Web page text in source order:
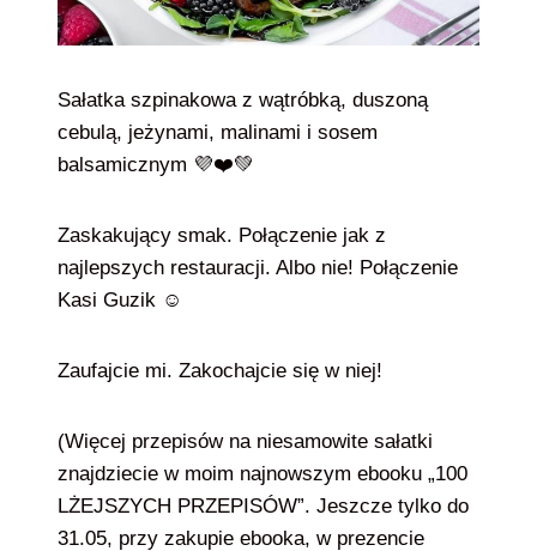
Sałatka szpinakowa z wątróbką, duszoną
cebulą, jeżynami, malinami i sosem
balsamicznym 💜❤️💚
Zaskakujący smak. Połączenie jak z
najlepszych restauracji. Albo nie! Połączenie
Kasi Guzik ☺️
Zaufajcie mi. Zakochajcie się w niej!
(Więcej przepisów na niesamowite sałatki
znajdziecie w moim najnowszym ebooku „100
LŻEJSZYCH PRZEPISÓW”. Jeszcze tylko do
31.05, przy zakupie ebooka, w prezencie